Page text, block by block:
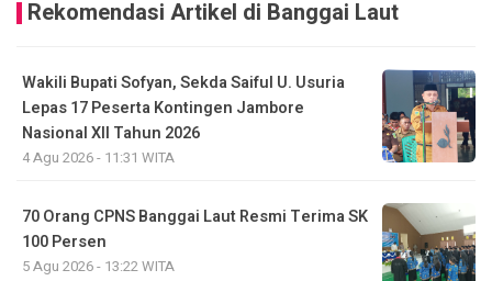
Rekomendasi Artikel di Banggai Laut
Wakili Bupati Sofyan, Sekda Saiful U. Usuria
Lepas 17 Peserta Kontingen Jambore
Nasional XII Tahun 2026
4 Agu 2026 - 11:31 WITA
70 Orang CPNS Banggai Laut Resmi Terima SK
100 Persen
5 Agu 2026 - 13:22 WITA